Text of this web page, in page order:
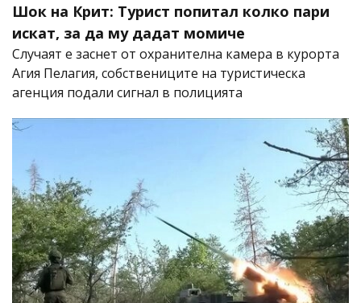
Шок на Крит: Турист попитал колко пари
искат, за да му дадат момиче
Случаят е заснет от охранителна камера в курорта
Агия Пелагия, собствениците на туристическа
агенция подали сигнал в полицията